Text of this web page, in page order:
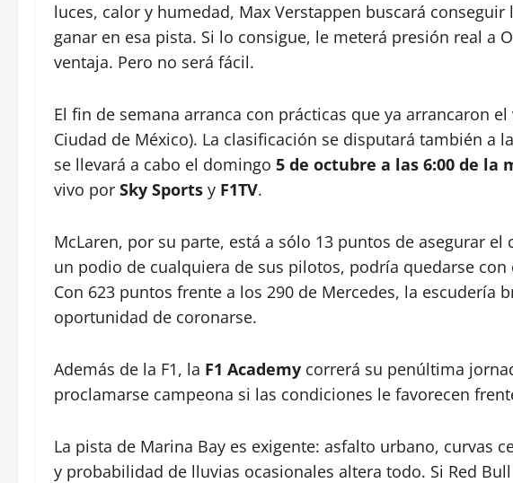
luces, calor y humedad, Max Verstappen buscará
ganar en esa pista. Si lo consigue, le meterá presión real a
ventaja. Pero no será fácil.
El fin de semana arranca con prácticas que ya arrancaron
Ciudad de México). La clasificación se disputará también a
se llevará a cabo el domingo 5 de octubre a las 6:00 de la
vivo por Sky Sports y F1TV.
McLaren, por su parte, está a sólo 13 puntos de asegurar
un podio de cualquiera de sus pilotos, podría quedarse
Con 623 puntos frente a los 290 de Mercedes, la escudería
oportunidad de coronarse.
Además de la F1, la F1 Academy correrá su penúltima
proclamarse campeona si las condiciones le favorecen
La pista de Marina Bay es exigente: asfalto urbano, curvas
y probabilidad de lluvias ocasionales altera todo. Si Red